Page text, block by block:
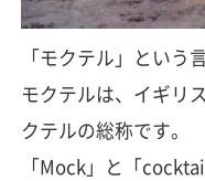
「モクテル」という
モクテルは、イギリ
クテルの総称です。
「Mock」と「